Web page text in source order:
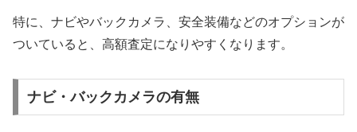
特に、ナビやバックカメラ、安全装備などのオプションが
ついていると、高額査定になりやすくなります。
ナビ・バックカメラの有無